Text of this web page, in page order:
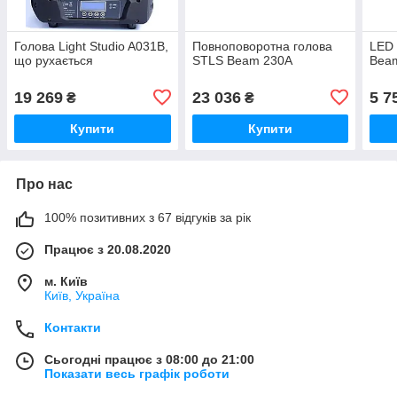
Голова Light Studio A031B,
що рухається
19 269 ₴
Купити
Повноповоротна голова
STLS Beam 230A
23 036₴
Купити
LED
5
Про нас
100% позитивних з 67 відгуків за рік
Працює з 20.08.2020
м. Київ
Київ, Україна
Контакти
Сьогодні працює з 08:00 до 21:00
Показати весь графік роботи